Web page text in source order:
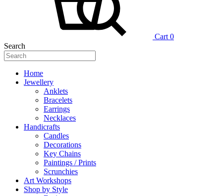
Cart 0
Search
Home
Jewellery
Anklets
Bracelets
Earrings
Necklaces
Handicrafts
Candles
Decorations
Key Chains
Paintings / Prints
Scrunchies
Art Workshops
Shop by Style